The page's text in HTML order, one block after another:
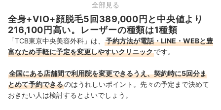
関西 14店舗
中国・四国 10店舗
12店舗
全部見る
全身+VIO+顔脱毛5回389,000円と中央値より
216,100円高い。レーザーの種類は1種類
「TCB東京中央美容外科」は、
予約方法が電話・LINE・WEBと豊
富なため手軽に予定を変更しやすいクリニックです。
全国にある店舗間で利用院を変更できるうえ、契約時に5回分ま
とめて予約できるのはうれしいポイント。先々の予定まで決めて
おきたい人は検討するとよいでしょう。